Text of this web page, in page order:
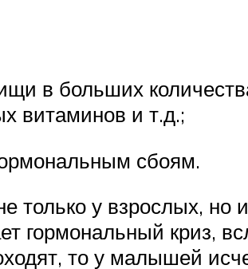
в больших
витаминов и т.д.;
сбоям.
только у взрослых, но
гормональный криз,
то у малышей